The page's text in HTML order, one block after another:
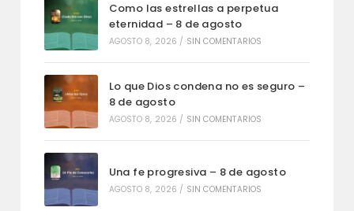
Como las estrellas a perpetua
eternidad – 8 de agosto
AGOSTO 8, 2026 / SIN COMENTARIOS
Lo que Dios condena no es seguro –
8 de agosto
AGOSTO 8, 2026 / SIN COMENTARIOS
Una fe progresiva – 8 de agosto
AGOSTO 8, 2026 / SIN COMENTARIOS